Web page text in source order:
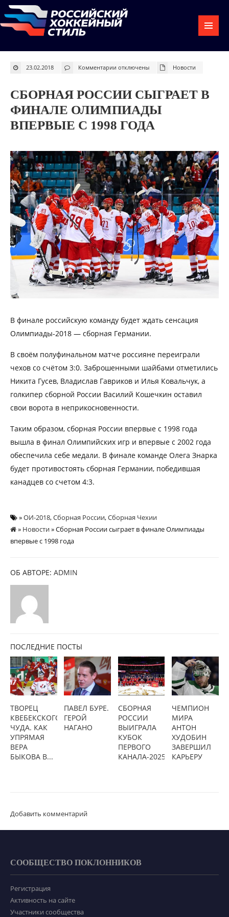
23.02.2018 Комментарии к
сыграет
в
финале
Олимпиады
впервые
1998
года
отключены Новости
СБОРНАЯ РОССИИ СЫГРАЕТ В
ФИНАЛЕ ОЛИМПИАДЫ
ВПЕРВЫЕ С 1998 ГОДА
В финале российскую команду будет ждать сенсация
Олимпиады-2018 — сборная Германии.
В своём полуфинальном матче россияне переиграли
чехов со счётом 3:0. Заброшенными шайбами отметились
Никита Гусев, Владислав Гавриков и Илья Ковальчук, а
голкипер сборной России Василий Кошечкин оставил
свои ворота в неприкосновенности.
Таким образом, сборная России впервые с 1998 года
вышла в финал Олимпийских игр и впервые с 2002 года
обеспечила себе медали. В финале команде Олега Знарка
будет противостоять сборная Германии, победившая
канадцев со счетом 4:3.
»ОИ-2018,Сборная России,Сборная Чехии
» Новости» Сборная России сыграет в финале Олимпиады
впервые с 1998 года
ОБ АВТОРЕ: ADMIN
ПОСЛЕДНИЕ ПОСТЫ
ТВОРЕЦ
КВЕБЕКСКОГО
ЧУДА. КАК
УПРЯМАЯ
ВЕРА
БЫКОВА В...
ПАВЕЛ БУРЕ.
ГЕРОЙ
НАГАНО
СБОРНАЯ
РОССИИ
ВЫИГРАЛА
КУБОК
ПЕРВОГО
КАНАЛА-2025
ЧЕМПИОН
МИРА
АНТОН
ХУДОБИН
ЗАВЕРШИЛ
КАРЬЕРУ
Добавить комментарий
СООБЩЕСТВО ПОКЛОННИКОВ
Регистрация
Активность на сайте
Участники сообщества